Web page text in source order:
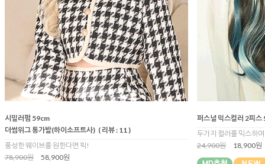
시밀러펌 59cm
더썸위그 통가발(하이소프트사) ( 리뷰 : 11 )
풍성한 웨이브를 원한다면 픽!
78,900원
58,900원
퍼스널 믹스컬러 2피
두가지 컬러를 믹스하
24,900원
18,900원